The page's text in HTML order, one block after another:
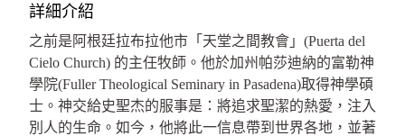
詳細介紹
之前是阿根廷拉布拉他市「天堂之間教會」(Puerta del
Cielo Church) 的主任牧師。他於加州帕莎迪納的富勒神
學院(Fuller Theological Seminary in Pasadena)取得神學碩
士。神交給史聖杰的服事是：將追求聖潔的熱愛，注入
別人的生命。如今，他將此一信息帶到世界各地，並著